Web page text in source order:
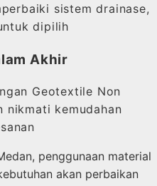
sistem drainase,
dipilih
Akhir
Geotextile Non
nikmati kemudahan
penggunaan material
akan perbaikan